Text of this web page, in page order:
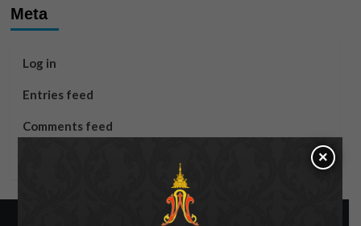
Meta
Log in
Entries feed
Comments feed
×